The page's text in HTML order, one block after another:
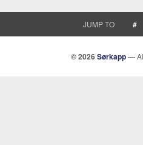
JUMP TO #
© 2026Sørkapp—